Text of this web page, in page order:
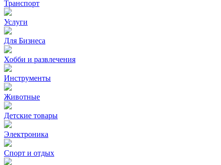
Транспорт
Услуги
Для Бизнеса
Хобби и развлечения
Инструменты
Животные
Детские товары
Электроника
Спорт и отдых